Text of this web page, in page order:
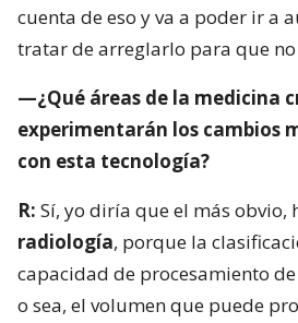
cuenta de eso y va a poder ir a
tratar de arreglarlo para que no
—¿Qué áreas de la medicina
experimentarán los cambios
con esta tecnología?
R: Sí, yo diría que el más obvio,
radiología, porque la
capacidad de procesamiento
o sea, el volumen que puede